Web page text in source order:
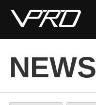
NEWS